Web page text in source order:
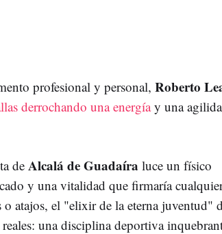
profesional y personal, Roberto
derrochando una energíay una
de Alcalá de Guadaíra luce un físico
y una vitalidad que firmaría
atajos, el "elixir de la eterna juventud"
una disciplina deportiva